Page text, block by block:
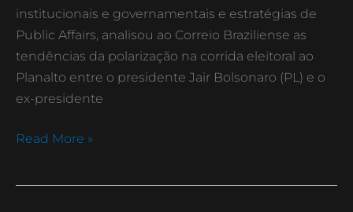
institucionais e governamentais e estratégias de
Public Affairs, analisou ao Correio Braziliense as
tendências da polarização na corrida eleitoral ao
Planalto entre o presidente Jair Bolsonaro (PL) e o
ex-presidente
Read More »